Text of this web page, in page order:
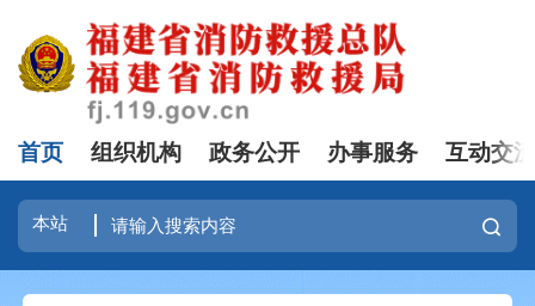
首页 组织机构 政务公开 办事服务 互动交